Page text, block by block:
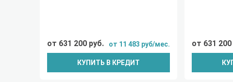
от 631 200 руб. от 11 483 руб/мес.
КУПИТЬ В КРЕДИТ
от 631 200